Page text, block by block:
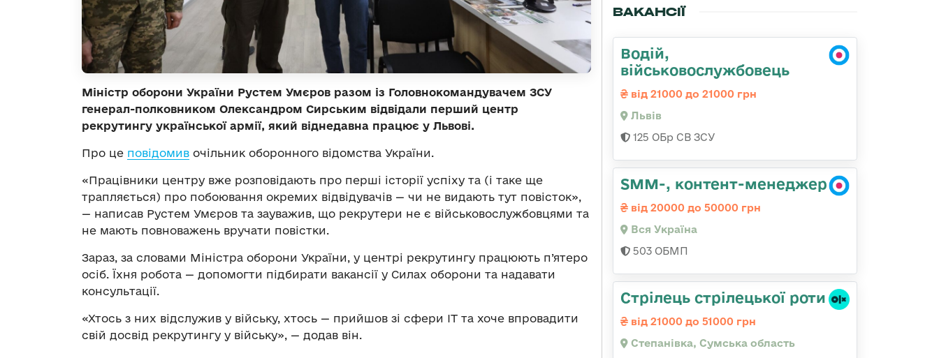
Міністр оборони України Рустем Умєров разом із Головнокомандувачем ЗСУ
генерал-полковником Олександром Сирським відвідали перший центр
рекрутингу української армії, який віднедавна працює у Львові.
Про це повідомив очільник оборонного відомства України.
«Працівники центру вже розповідають про перші історії успіху та (і таке ще
трапляється) про побоювання окремих відвідувачів — чи не видають тут повісток»,
— написав Рустем Умєров та зауважив, що рекрутери не є військовослужбовцями та
не мають повноважень вручати повістки.
Зараз, за словами Міністра оборони України, у центрі рекрутингу працюють п’ятеро
осіб. Їхня робота — допомогти підбирати вакансії у Силах оборони та надавати
консультації.
«Хтось з них відслужив у війську, хтось — прийшов зі сфери IT та хоче впровадити
свій досвід рекрутингу у війську», — додав він.
ВАКАНСІЇ
Водій,
військовослужбовець
від 21000 до 21000 грн
Львів
125 ОБр СВ ЗСУ
SMM-, контент-менеджер
від 20000 до 50000 грн
Вся Україна
503 ОБМП
Стрілець стрілецької роти
від 21000 до 51000 грн
Степанівка, Сумська область